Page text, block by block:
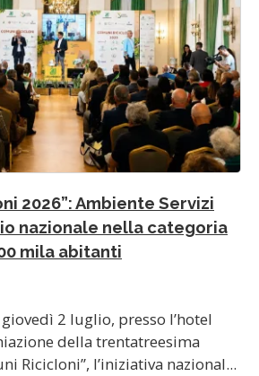
2026”: Ambiente Servizi
nazionale nella categoria
mila abitanti
2 luglio, presso l’hotel
della trentatreesima
Ricicloni”, l’iniziativa nazional...